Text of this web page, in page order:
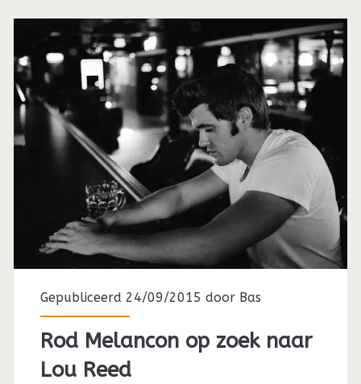
Gepubliceerd 24/09/2015 door Bas
Rod Melancon op zoek naar
Lou Reed